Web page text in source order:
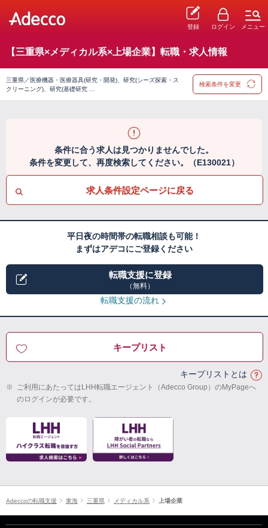
登録 ログイン メニュー
【三重県×メディカル系×上場企業】転職・求人情報
三重県／医療機器・医療器具(研究・開発)、研究(シーズ探索・ス
クリーニング)、研究(基礎研究 …
検索条件を変更
条件に合う求人は見つかりませんでした。
条件を変更して、再度検索してください。（E130021）
求人条件設定ページに戻る
平日夜の時間帯の転職相談も可能！
まずはアデコにご登録ください
転職支援に登録
（無料）
転職支援の流れ
キープリスト
キープリストとは
※ ご利用にあたってはLHH転職エージェント（Adecco Group）のMyPageへ
のログインが必要です。
Adeccoの転職支援 東海 三重県 メディカル系 上場企業